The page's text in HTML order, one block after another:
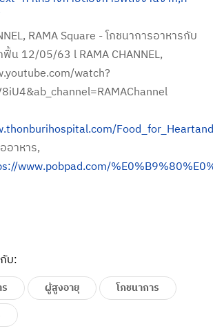
บ:
ผู้สูงอายุ
โภชนาการ
RAMA Square - โภชนาการอาหารกับ
น 12/05/63 l RAMA CHANNEL,
watch?
อาหาร,
www.pobpad.com/